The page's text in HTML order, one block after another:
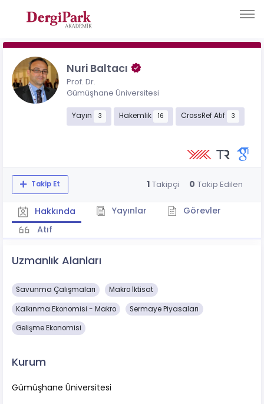
Nuri Baltacı
Prof. Dr.
Gümüşhane Üniversitesi
Yayın 3 Hakemlik 16 CrossRef Atıf 3
Takip Et 1 Takipçi 0 Takip Edilen
Hakkında Yayınlar
Görevler
Atıf
Uzmanlık Alanları
Savunma Çalışmaları Makro İktisat
Kalkınma Ekonomisi - Makro Sermaye Piyasaları
Gelişme Ekonomisi
Kurum
Gümüşhane Üniversitesi